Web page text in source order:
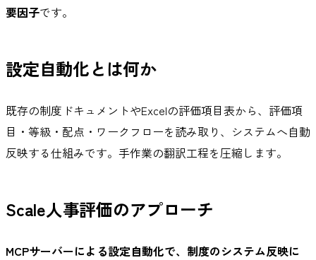
要因子です。
設定自動化とは何か
既存の制度ドキュメントやExcelの評価項目表から、評価項
目・等級・配点・ワークフローを読み取り、システムへ自動
反映する仕組みです。手作業の翻訳工程を圧縮します。
Scale人事評価のアプローチ
MCPサーバーによる設定自動化で、制度のシステム反映に